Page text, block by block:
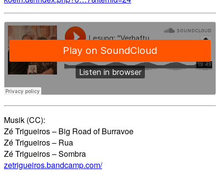
Musik (CC):
Zé Trigueiros – Big Road of Burravoe
Zé Trigueiros – Rua
Zé Trigueiros – Sombra
zetrigueiros.bandcamp.com/